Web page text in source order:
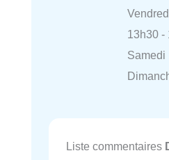
13h30 -
Samedi
Liste commentaires